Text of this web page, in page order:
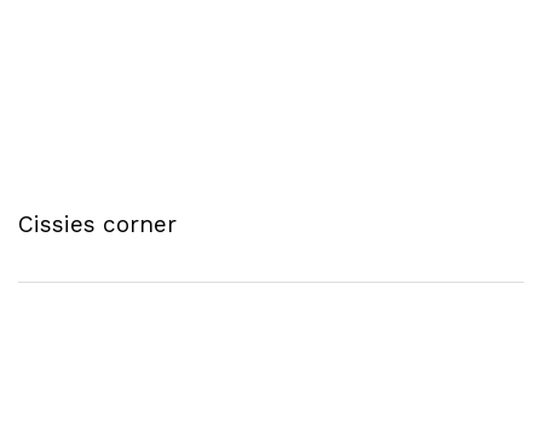
Cissies corner